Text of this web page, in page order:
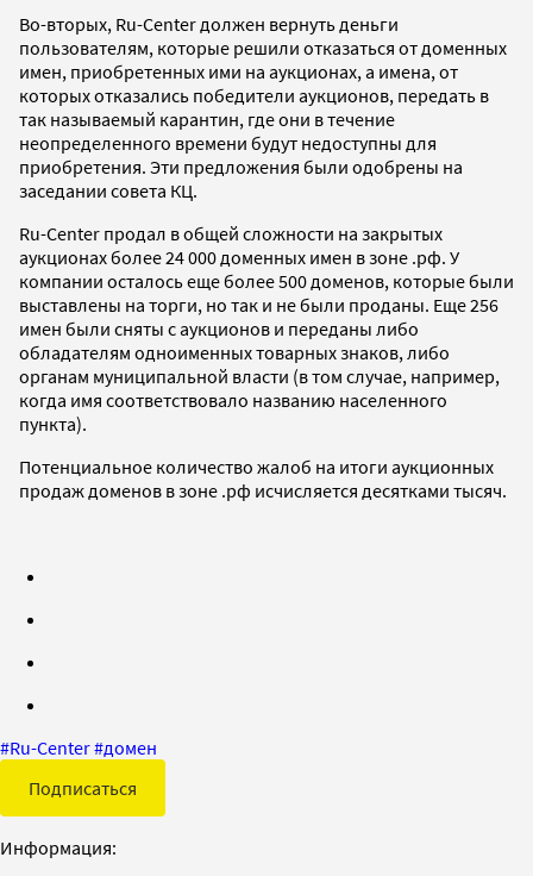
Во-вторых, Ru-Center должен вернуть деньги
пользователям, которые решили отказаться от доменных
имен, приобретенных ими на аукционах, а имена, от
которых отказались победители аукционов, передать в
так называемый карантин, где они в течение
неопределенного времени будут недоступны для
приобретения. Эти предложения были одобрены на
заседании совета КЦ.
Ru-Center продал в общей сложности на закрытых
аукционах более 24 000 доменных имен в зоне .рф. У
компании осталось еще более 500 доменов, которые были
выставлены на торги, но так и не были проданы. Еще 256
имен были сняты с аукционов и переданы либо
обладателям одноименных товарных знаков, либо
органам муниципальной власти (в том случае, например,
когда имя соответствовало названию населенного
пункта).
Потенциальное количество жалоб на итоги аукционных
продаж доменов в зоне .рф исчисляется десятками тысяч.
#Ru-Center#домен
Подписаться
Информация: